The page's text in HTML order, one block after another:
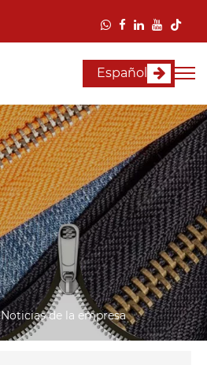
Español
Noticias de la empresa